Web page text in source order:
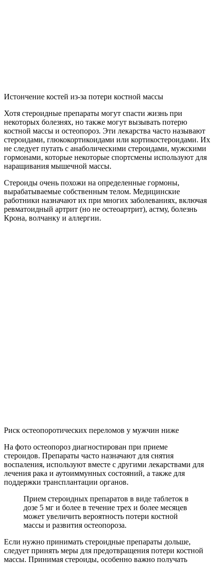
Истончение костей из-за потери костной массы
Хотя стероидные препараты могут спасти жизнь при
некоторых болезнях, но также могут вызывать потерю
костной массы и остеопороз. Эти лекарства часто называют
стероидами, глюкокортикоидами или кортикостероидами. Их
не следует путать с анаболическими стероидами, мужскими
гормонами, которые некоторые спортсмены используют для
наращивания мышечной массы.
Стероиды очень похожи на определенные гормоны,
вырабатываемые собственным телом. Медицинские
работники назначают их при многих заболеваниях, включая
ревматоидный артрит (но не остеоартрит), астму, болезнь
Крона, волчанку и аллергии.
Риск остеопоротических переломов у мужчин ниже
На фото остеопороз диагностирован при приеме
стероидов. Препараты часто назначают для снятия
воспаления, используют вместе с другими лекарствами для
лечения рака и аутоиммунных состояний, а также для
поддержки трансплантации органов.
Прием стероидных препаратов в виде таблеток в
дозе 5 мг и более в течение трех и более месяцев
может увеличить вероятность потери костной
массы и развития остеопороза.
Если нужно принимать стероидные препараты дольше,
следует принять меры для предотвращения потери костной
массы. Принимая стероиды, особенно важно получать